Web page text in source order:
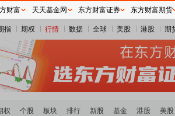
指 期权 行情 数据 全球 美股 港股 期
权 个股 板块 排行 新股 基金 港股 美股
财富 天天基金网 东方财富证券 东方财富期货